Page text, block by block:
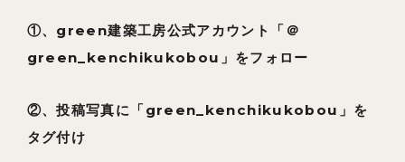
①、green建築工房公式アカウント「＠
green_kenchikukobou」をフォロー
②、投稿写真に「green_kenchikukobou」を
タグ付け